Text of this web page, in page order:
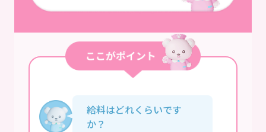
給料はどれくらいです
か？